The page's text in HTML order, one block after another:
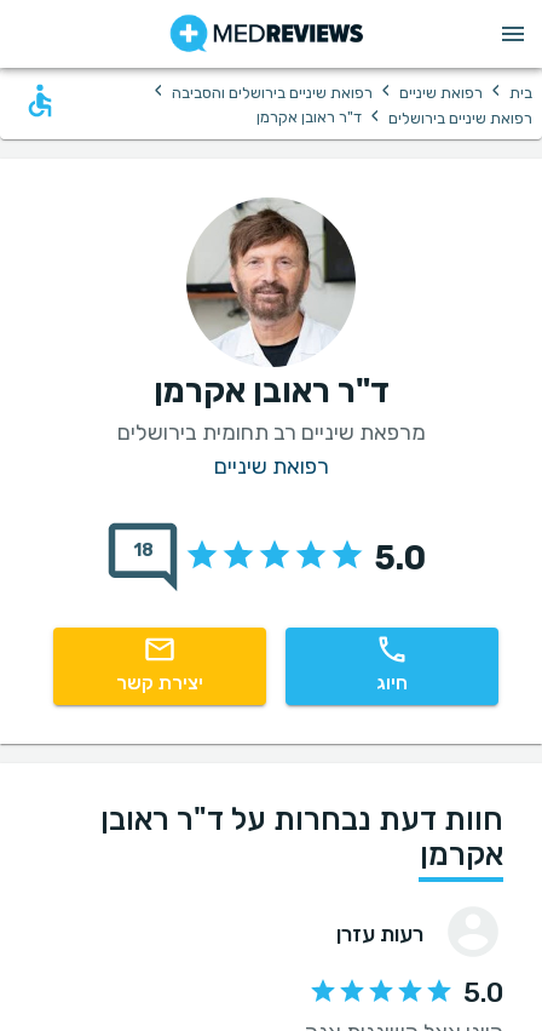
בית › רפואת שיניים › רפואת שיניים בירושלים והסביבה ›
רפואת שיניים בירושלים › ד"ר ראובן אקרמן
ד"ר ראובן אקרמן
מרפאת שיניים רב תחומית בירושלים
רפואת שיניים
5.0
18
חיוג יצירת קשר
חוות דעת נבחרות על ד"ר ראובן
אקרמן
רעות עזרן
5.0